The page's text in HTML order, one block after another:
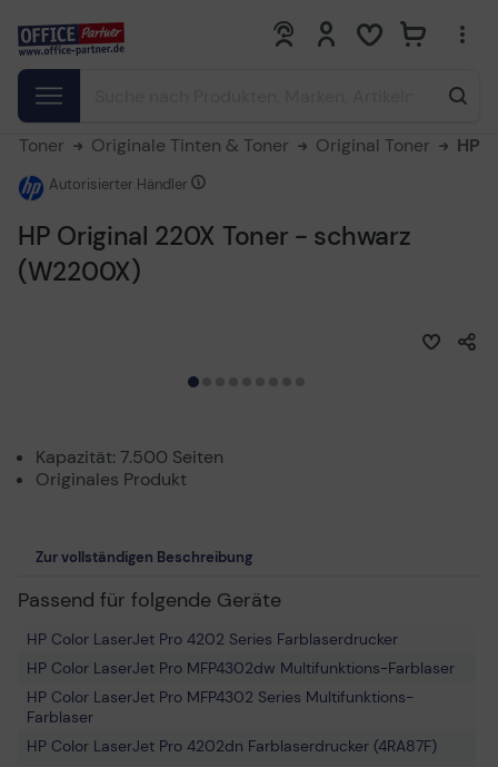
0 0
Toner Originale Tinten & Toner Original Toner HP
HP Original 220X Toner - schwarz
(W2200X)
Autorisierter Händler
Kapazität: 7.500 Seiten
Originales Produkt
Zur vollständigen Beschreibung
Passend für folgende Geräte
HP Color LaserJet Pro 4202 Series Farblaserdrucker
HP Color LaserJet Pro MFP4302dw Multifunktions-Farblaser
HP Color LaserJet Pro MFP4302 Series Multifunktions-
Farblaser
HP Color LaserJet Pro 4202dn Farblaserdrucker (4RA87F)